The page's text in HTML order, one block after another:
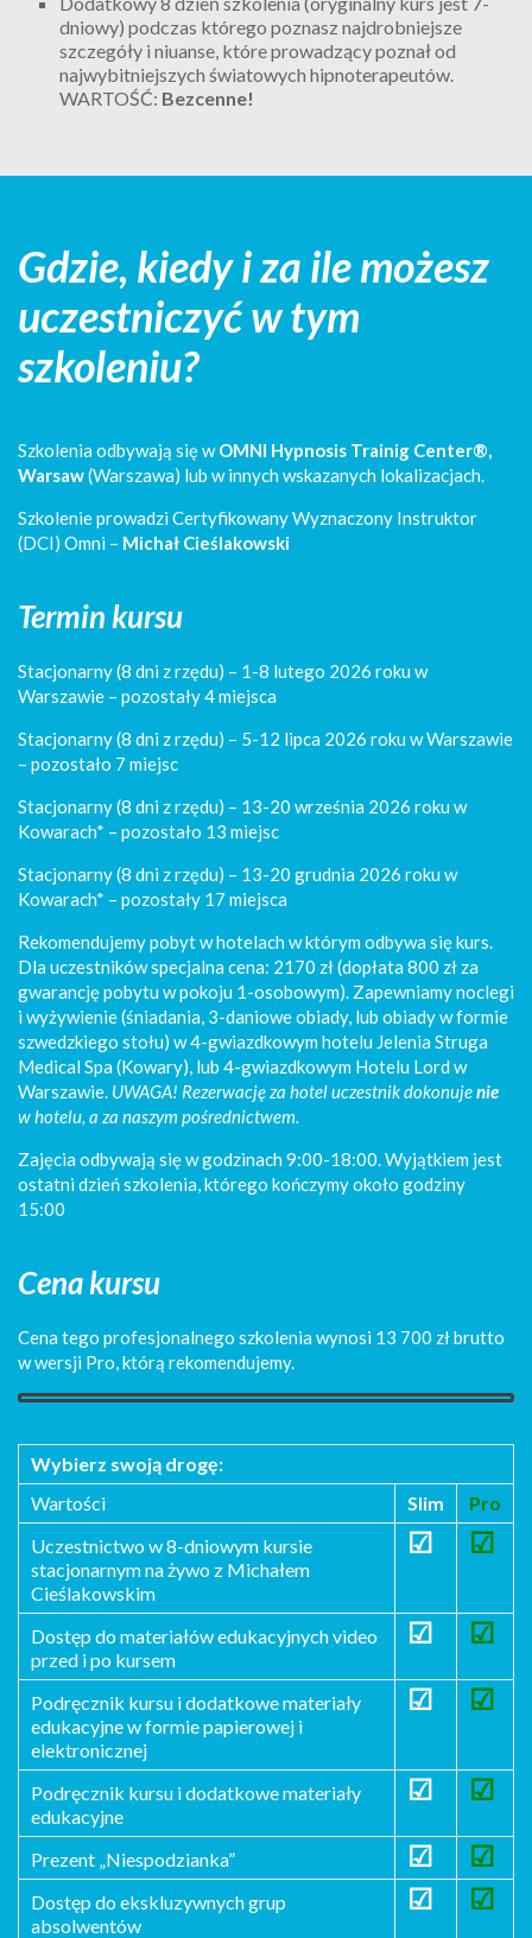
dniowy) podczas którego poznasz najdrobniejsze
szczegóły i niuanse, które prowadzący poznał od
najwybitniejszych światowych hipnoterapeutów.
WARTOŚĆ: Bezcenne!
Gdzie, kiedy i za ile możesz
uczestniczyć w tym
szkoleniu?
Szkolenia odbywają się wOMNI Hypnosis Trainig Center®,
Warsaw(Warszawa) lub w innych wskazanych lokalizacjach.
Szkolenie prowadzi Certyfikowany Wyznaczony Instruktor
(DCI) Omni – Michał Cieślakowski
Termin kursu
Stacjonarny (8 dni z rzędu) – 1-8 lutego 2026 roku w
Warszawie – pozostały 4 miejsca
Stacjonarny (8 dni z rzędu) – 5-12 lipca 2026 roku w Warszawie
– pozostało 7 miejsc
Stacjonarny (8 dni z rzędu) – 13-20 września 2026 roku w
Kowarach* – pozostało 13 miejsc
Stacjonarny (8 dni z rzędu) – 13-20 grudnia 2026 roku w
Kowarach* – pozostały 17 miejsca
Rekomendujemy pobyt w hotelach w którym odbywa się kurs.
Dla uczestników specjalna cena: 2170 zł (dopłata 800 zł za
gwarancję pobytu w pokoju 1-osobowym). Zapewniamy noclegi
i wyżywienie (śniadania, 3-daniowe obiady, lub obiady w formie
szwedzkiego stołu) w 4-gwiazdkowym hotelu Jelenia Struga
Medical Spa (Kowary), lub 4-gwiazdkowym Hotelu Lord w
Warszawie. UWAGA! Rezerwację za hotel uczestnik dokonujenie
w hotelu, a za naszym pośrednictwem.
Zajęcia odbywają się w godzinach 9:00-18:00. Wyjątkiem jest
ostatni dzień szkolenia, którego kończymy około godziny
15:00
Cena kursu
Cena tego profesjonalnego szkolenia wynosi 13 700 zł brutto
w wersji Pro, którą rekomendujemy.
Wybierz swoją drogę:
Wartości
Slim
Pro
Uczestnictwo w 8-dniowym kursie
stacjonarnym na żywo z Michałem
Cieślakowskim
☑ ☑
Dostęp do materiałów edukacyjnych video
przed i po kursem
☑ ☑
Podręcznik kursu i dodatkowe materiały
edukacyjne w formie papierowej i
elektronicznej
☑ ☑
Podręcznik kursu i dodatkowe materiały
edukacyjne
☑ ☑
Prezent „Niespodzianka” ☑ ☑
Dostęp do ekskluzywnych grup
absolwentów
☑ ☑